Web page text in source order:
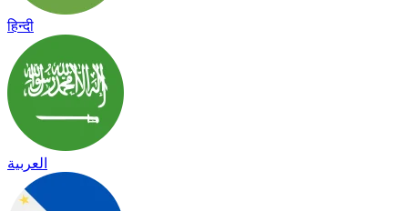
हिन्दी
العربية